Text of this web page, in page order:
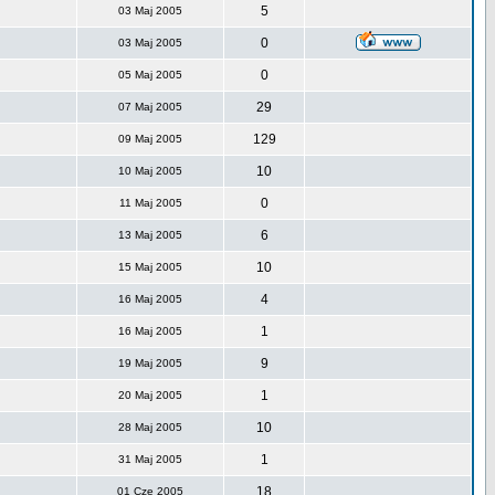
03 Maj 2005 5
03 Maj 2005 0
05 Maj 2005 0
07 Maj 2005 29
09 Maj 2005 129
10 Maj 2005 10
11 Maj 2005 0
13 Maj 2005 6
15 Maj 2005 10
16 Maj 2005 4
16 Maj 2005 1
19 Maj 2005 9
20 Maj 2005 1
28 Maj 2005 10
31 Maj 2005 1
01 Cze 2005 18